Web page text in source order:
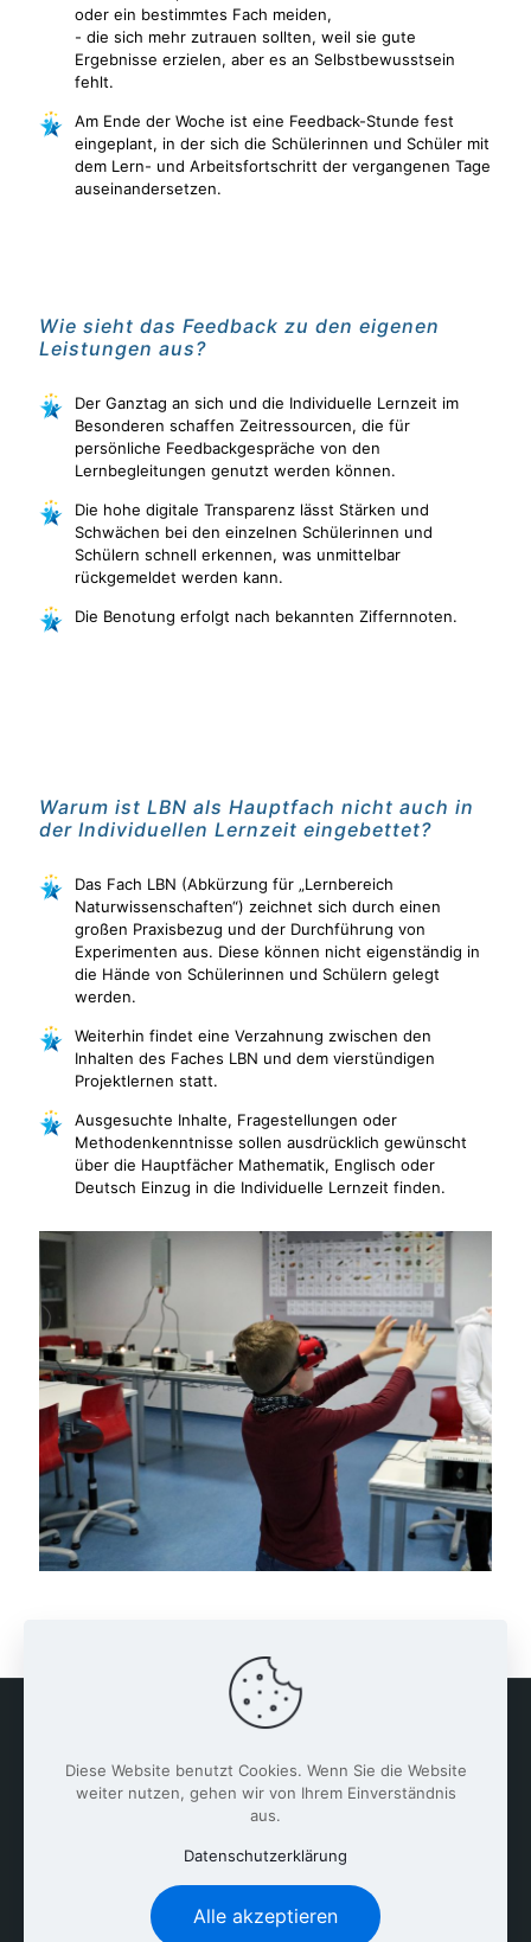
oder ein bestimmtes Fach meiden,
- die sich mehr zutrauen sollten, weil sie gute
Ergebnisse erzielen, aber es an Selbstbewusstsein
fehlt.
Am Ende der Woche ist eine Feedback-Stunde fest
eingeplant, in der sich die Schülerinnen und Schüler mit
dem Lern- und Arbeitsfortschritt der vergangenen Tage
auseinandersetzen.
Wie sieht das Feedback zu den eigenen
Leistungen aus?
Der Ganztag an sich und die Individuelle Lernzeit im
Besonderen schaffen Zeitressourcen, die für
persönliche Feedbackgespräche von den
Lernbegleitungen genutzt werden können.
Die hohe digitale Transparenz lässt Stärken und
Schwächen bei den einzelnen Schülerinnen und
Schülern schnell erkennen, was unmittelbar
rückgemeldet werden kann.
Die Benotung erfolgt nach bekannten Ziffernnoten.
Warum ist LBN als Hauptfach nicht auch in
der Individuellen Lernzeit eingebettet?
Das Fach LBN (Abkürzung für „Lernbereich
Naturwissenschaften“) zeichnet sich durch einen
großen Praxisbezug und der Durchführung von
Experimenten aus. Diese können nicht eigenständig in
die Hände von Schülerinnen und Schülern gelegt
werden.
Weiterhin findet eine Verzahnung zwischen den
Inhalten des Faches LBN und dem vierstündigen
Projektlernen statt.
Ausgesuchte Inhalte, Fragestellungen oder
Methodenkenntnisse sollen ausdrücklich gewünscht
über die Hauptfächer Mathematik, Englisch oder
Deutsch Einzug in die Individuelle Lernzeit finden.
Clemens-Brentano-Europaschule
Diese Website benutzt Cookies. Wenn Sie die Website
weiter nutzen, gehen wir von Ihrem Einverständnis
aus.
Datenschutzerklärung
Alle akzeptieren